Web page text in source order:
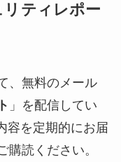
ティレポー
、無料のメール
」を配信してい
容を定期的にお届
購読ください。